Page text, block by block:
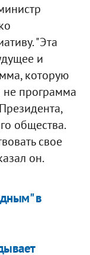
"Эта
и
которую
не программа
общества.
свое
он.
в